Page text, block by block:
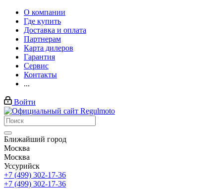
О компании
Где купить
Доставка и оплата
Партнерам
Карта дилеров
Гарантия
Сервис
Контакты
...
Войти
Ближайший город
Москва
Москва
Уссурийск
+7 (499) 302-17-36
+7 (499) 302-17-36